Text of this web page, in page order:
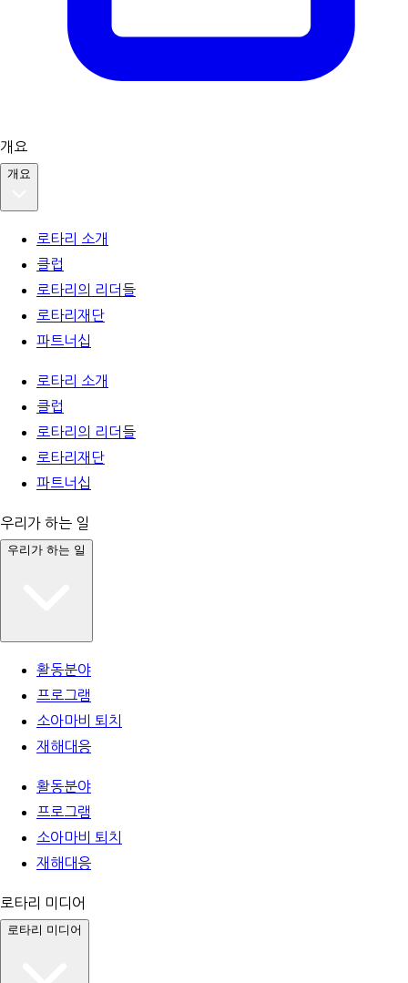
개요
개요
로타리 소개
클럽
로타리의 리더들
로타리재단
파트너십
로타리 소개
클럽
로타리의 리더들
로타리재단
파트너십
우리가 하는 일
우리가 하는 일
활동분야
프로그램
소아마비 퇴치
재해대응
활동분야
프로그램
소아마비 퇴치
재해대응
로타리 미디어
로타리 미디어